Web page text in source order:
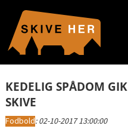
KEDELIG SPÅDOM
SKIVE
Fodbold:02-10-2017 13:00:00